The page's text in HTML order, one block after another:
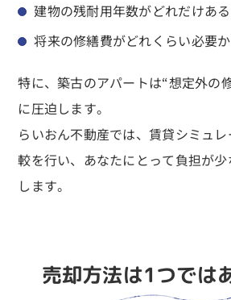
建物の残耐用年数がどれだけあ
将来の修繕費がどれくらい必要か
特に、築古のアパートは“想定外の
に圧迫します。
らいおん不動産では、賃貸シミュ
較を行い、あなたにとって負担が
します。
売却方法は1つでは